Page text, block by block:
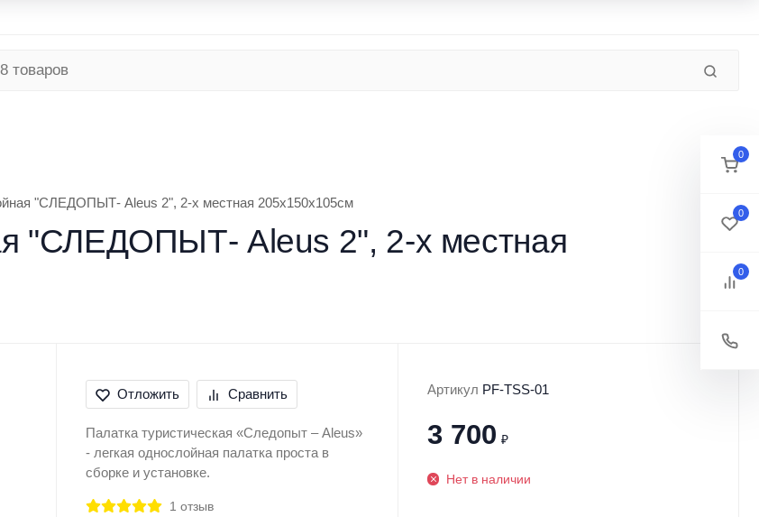
"СЛЕДОПЫТ- Aleus 2", 2-х местная 205х150х105см
"СЛЕДОПЫТ- Aleus 2", 2-х местная
Отложить Сравнить
Палатка туристическая «Следопыт – Aleus»
- легкая однослойная палатка проста в
сборке и установке.
1 отзыв
Артикул PF-TSS-01
3 700 ₽
Нет в наличии
0
0
0